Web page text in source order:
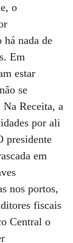
o
há nada de
Em
estar
se
Receita, a
por ali
presidente
em
nos portos,
fiscais
Central o